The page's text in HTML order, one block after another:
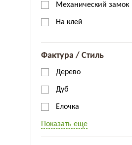
Механический замок
На клей
Фактура / Стиль
Дерево
Дуб
Елочка
Показать еще